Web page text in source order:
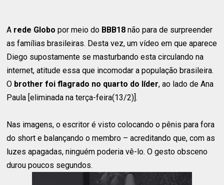
A rede Globo por meio do BBB18 não para de surpreender
as famílias brasileiras. Desta vez, um vídeo em que aparece
Diego supostamente se masturbando esta circulando na
internet, atitude essa que incomodar a população brasileira.
O brother foi flagrado no quarto do líder, ao lado de Ana
Paula [eliminada na terça-feira(13/2)].
Nas imagens, o escritor é visto colocando o pênis para fora
do short e balançando o membro – acreditando que, com as
luzes apagadas, ninguém poderia vê-lo. O gesto obsceno
durou poucos segundos.